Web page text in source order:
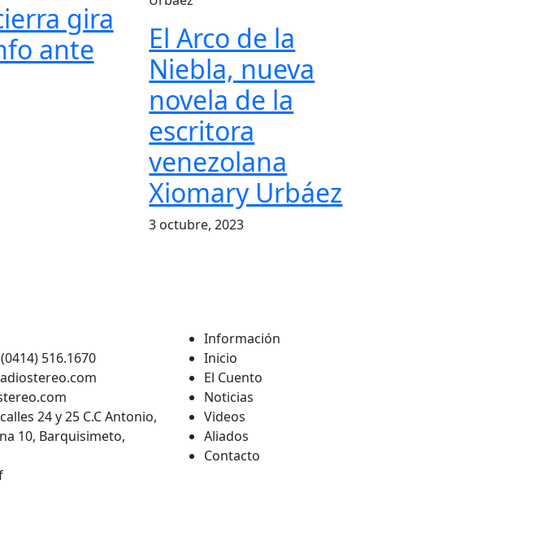
gira
ante
El Arco de la
Niebla, nueva
novela de la
escritora
venezolana
Xiomary Urbáez
3 octubre, 2023
516.1670
24 y 25 C.C Antonio,
10, Barquisimeto,
Información
Inicio
El Cuento
Noticias
Videos
Aliados
Contacto